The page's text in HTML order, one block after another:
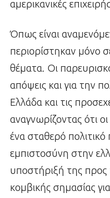
αμερικανικές
Όπως είναι
περιορίστηκαν μόνο
θέματα. Οι
απόψεις και για την
Ελλάδα και τις
αναγνωρίζοντας ότι
ένα σταθερό
εμπιστοσύνη στην
υποστήριξή της προς
κομβικής σημασίας